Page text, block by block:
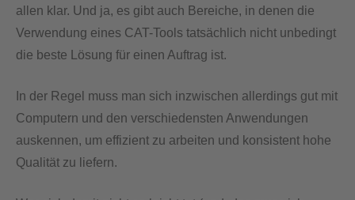
allen klar. Und ja, es gibt auch Bereiche, in denen die
Verwendung eines CAT-Tools tatsächlich nicht unbedingt
die beste Lösung für einen Auftrag ist.
In der Regel muss man sich inzwischen allerdings gut mit
Computern und den verschiedensten Anwendungen
auskennen, um effizient zu arbeiten und konsistent hohe
Qualität zu liefern.